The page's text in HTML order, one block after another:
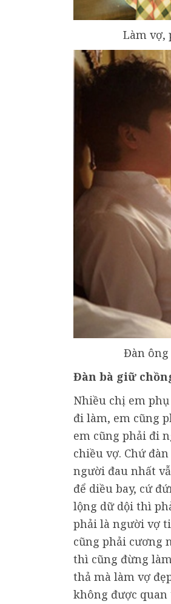
Làm vợ,
Đàn ông
Đàn bà giữ
Nhiều chị em
đi làm, em cũng
em cũng phải đi
chiều vợ. Chứ
người đau nhất
để diều bay, cứ
lộng dữ dội thì
phải là người vợ
cũng phải cương
thì cũng đừng
thả mà làm vợ
không được